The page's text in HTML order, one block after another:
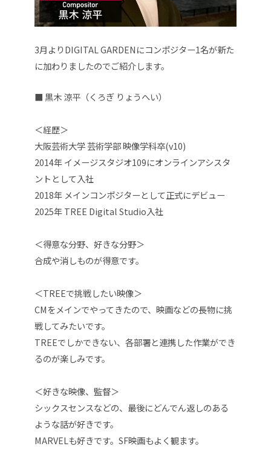
3月よりDIGITAL GARDENにコンポジター1名が新た
に加わりましたのでご紹介します。
■ 黒木 涼平（くろぎ りょうへい）
＜経歴＞
大阪芸術大学 芸術学部 映像学科卒(v10)
2014年 イメージスタジオ109にオンラインアシスタ
ントとして入社
2018年 メインコンポジターとして正式にデビュー
2025年 TREE Digital Studio入社
＜得意な分野、好きな分野＞
合成や消しものが得意です。
＜TREEで挑戦したい映像＞
CMをメインでやってきたので、 映画などの長物に挑
戦してみたいです。
TREEでしかできない、各部署と連携した作業ができ
るのが楽しみです。
＜好きな映像、監督＞
シックスセンスなどの、最後にどんでん返しのある
ような話が好きです。
MARVELも好きです。SF映画もよく観ます。